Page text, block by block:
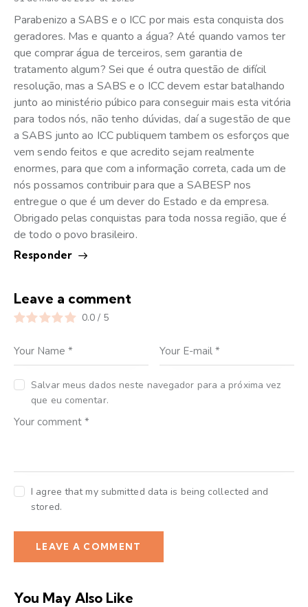
Parabenizo a SABS e o ICC por mais esta conquista dos
geradores. Mas e quanto a água? Até quando vamos ter
que comprar água de terceiros, sem garantia de
tratamento algum? Sei que é outra questão de difícil
resolução, mas a SABS e o ICC devem estar batalhando
junto ao ministério púbico para conseguir mais esta vitória
para todos nós, não tenho dúvidas, daí a sugestão de que
a SABS junto ao ICC publiquem tambem os esforços que
vem sendo feitos e que acredito sejam realmente
enormes, para que com a informação correta, cada um de
nós possamos contribuir para que a SABESP nos
entregue o que é um dever do Estado e da empresa.
Obrigado pelas conquistas para toda nossa região, que é
de todo o povo brasileiro.
Responder
Leave a comment
0.0 / 5
Salvar meus dados neste navegador para a próxima vez
que eu comentar.
I agree that my submitted data is being collected and
stored.
You May Also Like